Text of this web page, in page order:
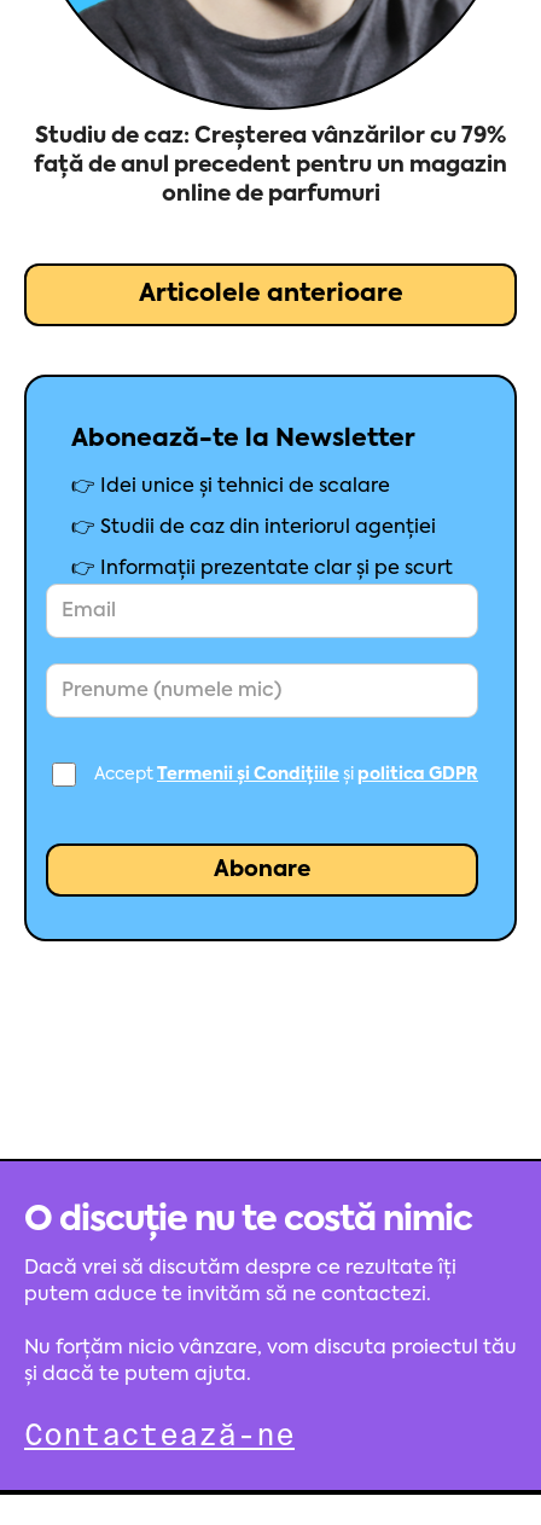
Studiu de caz: Creșterea vânzărilor cu 79%
față de anul precedent pentru un magazin
online de parfumuri
Articolele anterioare
Abonează-te la Newsletter
👉 Idei unice și tehnici de scalare
👉 Studii de caz din interiorul agenției
👉 Informații prezentate clar și pe scurt
Accept Termenii și Condițiile și politica GDPR
O discuție nu te costă nimic
Dacă vrei să discutăm despre ce rezultate îți
putem aduce te invităm să ne contactezi.
Nu forțăm nicio vânzare, vom discuta proiectul tău
și dacă te putem ajuta.
Contactează-ne